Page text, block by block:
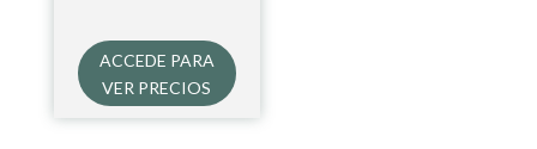
ACCEDE PARA
VER PRECIOS